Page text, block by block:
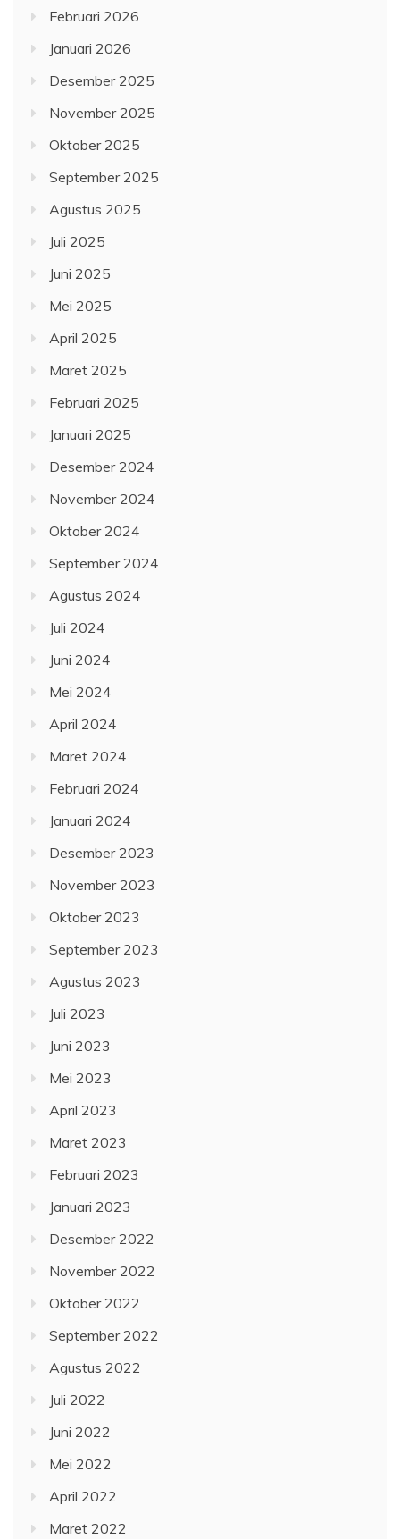
Februari 2026
Januari 2026
Desember 2025
November 2025
Oktober 2025
September 2025
Agustus 2025
Juli 2025
Juni 2025
Mei 2025
April 2025
Maret 2025
Februari 2025
Januari 2025
Desember 2024
November 2024
Oktober 2024
September 2024
Agustus 2024
Juli 2024
Juni 2024
Mei 2024
April 2024
Maret 2024
Februari 2024
Januari 2024
Desember 2023
November 2023
Oktober 2023
September 2023
Agustus 2023
Juli 2023
Juni 2023
Mei 2023
April 2023
Maret 2023
Februari 2023
Januari 2023
Desember 2022
November 2022
Oktober 2022
September 2022
Agustus 2022
Juli 2022
Juni 2022
Mei 2022
April 2022
Maret 2022